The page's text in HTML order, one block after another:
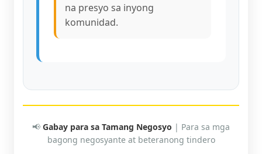
na presyo sa inyong
komunidad.
📢 Gabay para sa Tamang Negosyo | Para sa mga
bagong negosyante at beteranong tindero